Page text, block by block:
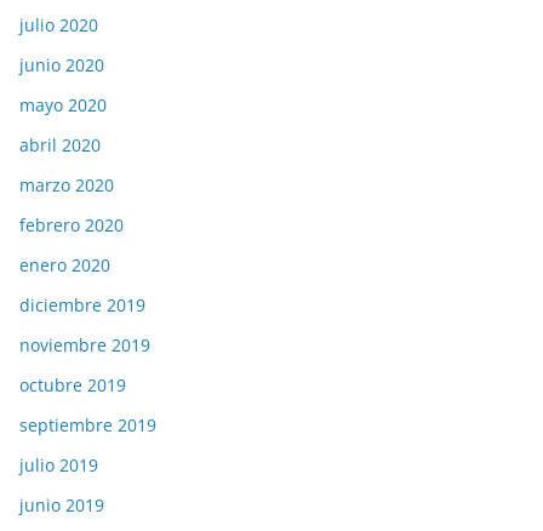
julio 2020
junio 2020
mayo 2020
abril 2020
marzo 2020
febrero 2020
enero 2020
diciembre 2019
noviembre 2019
octubre 2019
septiembre 2019
julio 2019
junio 2019